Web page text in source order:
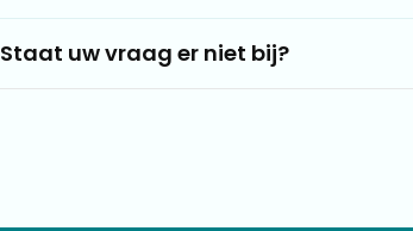
Staat uw vraag er niet bij?